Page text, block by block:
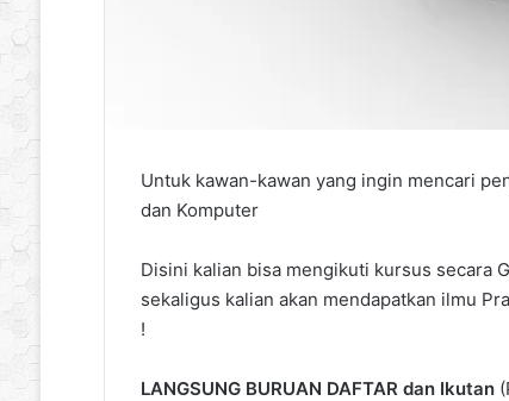
Untuk kawan-kawan yang ingin mencari
dan Komputer
Disini kalian bisa mengikuti kursus secara
sekaligus kalian akan mendapatkan ilmu
!
LANGSUNG BURUAN DAFTAR dan Ikutan